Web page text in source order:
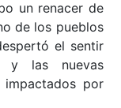
un renacer de
de los pueblos
el sentir
y las nuevas
impactados por